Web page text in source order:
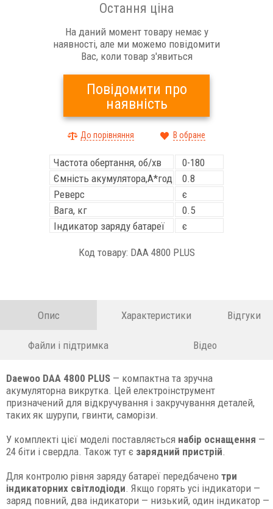
Остання ціна
На даний момент товару немає у
наявності, але ми можемо повідомити
Вас, коли товар з'явиться
Повідомити про
наявність
До порівняння В обране
Частота обертання, об/хв
0-180
Ємність акумулятора,А*год
0.8
Реверс
є
Вага, кг
0.5
Індикатор заряду батареї
є
Код товару: DAA 4800 PLUS
Опис Характеристики Відгуки
Файли і підтримка Відео
Daewoo DAA 4800 PLUS — компактна та зручна
акумуляторна викрутка. Цей електроінструмент
призначений для відкручування і закручування деталей,
таких як шурупи, гвинти, саморізи.
У комплекті цієї моделі поставляється набір оснащення —
24 біти і свердла. Також тут є зарядний пристрій.
Для контролю рівня заряду батареї передбачено три
індикаторних світлодіоди. Якщо горять усі індикатори —
заряд повний, два індикатори — низький, один індикатор —